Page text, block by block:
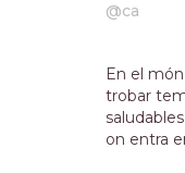
@ca
En el
trobar
on entra